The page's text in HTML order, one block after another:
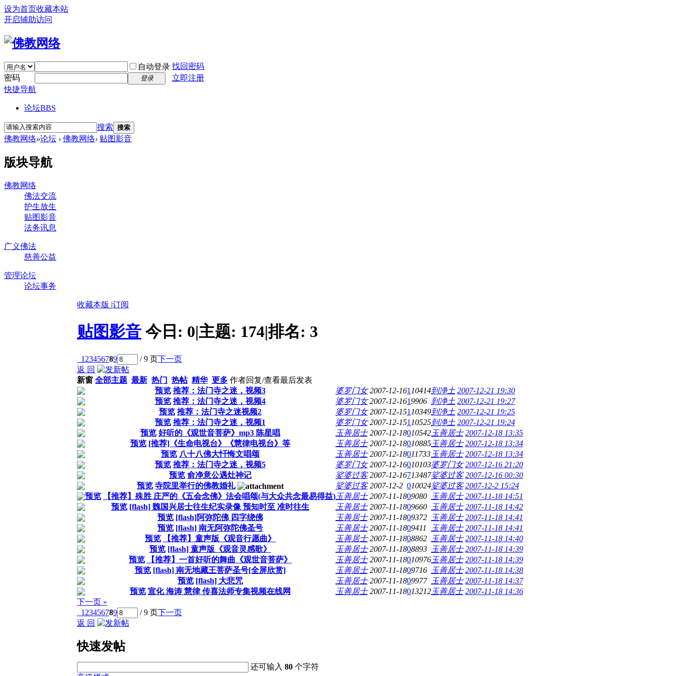
设为首页收藏本站
开启辅助访问
自动登录 找回密码
密码
登录
立即注册
快捷导航
论坛BBS
搜索 搜索
佛教网络»论坛 › 佛教网络› 贴图影音
版块导航
佛教网络
佛法交流
护生放生
贴图影音
法务讯息
广义佛法
慈善公益
管理论坛
论坛事务
收藏本版 |订阅
贴图影音 今日: 0|主题: 174|排名: 3
1 23456789 / 9 页下一页
返 回
新窗 全部主题 最新 热门 热帖 精华 更多 作者回复/查看最后发表
预览 推荐：法门寺之迷，视频3 婆罗门女 2007-12-161 10414到净土 2007-12-21 19:30
预览 推荐：法门寺之迷，视频4 婆罗门女 2007-12-1619906 到净土 2007-12-21 19:27
预览 推荐：法门寺之迷视频2 婆罗门女 2007-12-151 10349到净土 2007-12-21 19:25
预览 推荐：法门寺之迷，视频1 婆罗门女 2007-12-151 10525到净土 2007-12-21 19:24
预览 好听的《观世音菩萨》mp3 陈星唱 玉善居士 2007-12-18010542玉善居士 2007-12-18 13:35
预览 [推荐]《生命电视台》《慧律电视台》等 玉善居士 2007-12-18010885玉善居士 2007-12-18 13:34
预览 八十八佛大忏悔文唱颂 玉善居士 2007-12-18011733 玉善居士 2007-12-18 13:34
预览 推荐：法门寺之迷，视频5 婆罗门女 2007-12-16010103婆罗门女 2007-12-16 21:20
预览 俞净意公遇灶神记 娑婆过客 2007-12-16713487娑婆过客 2007-12-16 00:30
预览 寺院里举行的佛教婚礼 娑婆过客 2007-12-2 010024娑婆过客 2007-12-2 15:24
预览
【推荐】殊胜 庄严的《五会念佛》法会唱颂(与大众共念最易得益)玉善居士 2007-11-1809080 玉善居士 2007-11-18 14:51
预览 [flash] 魏国兴居士往生纪实录像 预知时至 准时往生 玉善居士 2007-11-1809660 玉善居士 2007-11-18 14:42
预览 [flash]阿弥陀佛 四字绕佛 玉善居士 2007-11-1809372 玉善居士 2007-11-18 14:41
预览 [flash] 南无阿弥陀佛圣号 玉善居士 2007-11-1809411 玉善居士 2007-11-18 14:41
预览
【推荐】童声版《观音行愿曲》 玉善居士 2007-11-1808862 玉善居士 2007-11-18 14:40
预览 [flash] 童声版《观音灵感歌》 玉善居士 2007-11-1808893 玉善居士 2007-11-18 14:39
预览
【推荐】一首好听的舞曲《观世音菩萨》 玉善居士 2007-11-18010976玉善居士 2007-11-18 14:39
预览 [flash] 南无地藏王菩萨圣号[全屏欣赏] 玉善居士 2007-11-1809716 玉善居士 2007-11-18 14:38
预览 [flash] 大悲咒 玉善居士 2007-11-1809977 玉善居士 2007-11-18 14:37
预览 宣化 海涛 慧律 传喜法师专集视频在线网 玉善居士 2007-11-18013212玉善居士 2007-11-18 14:36
下一页 »
1 23456789 / 9 页下一页
返 回
快速发帖
还可输入80 个字符